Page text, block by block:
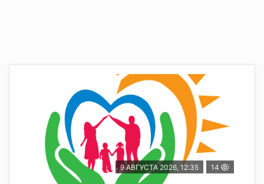
9 АВГУСТА 2026, 12:35 14